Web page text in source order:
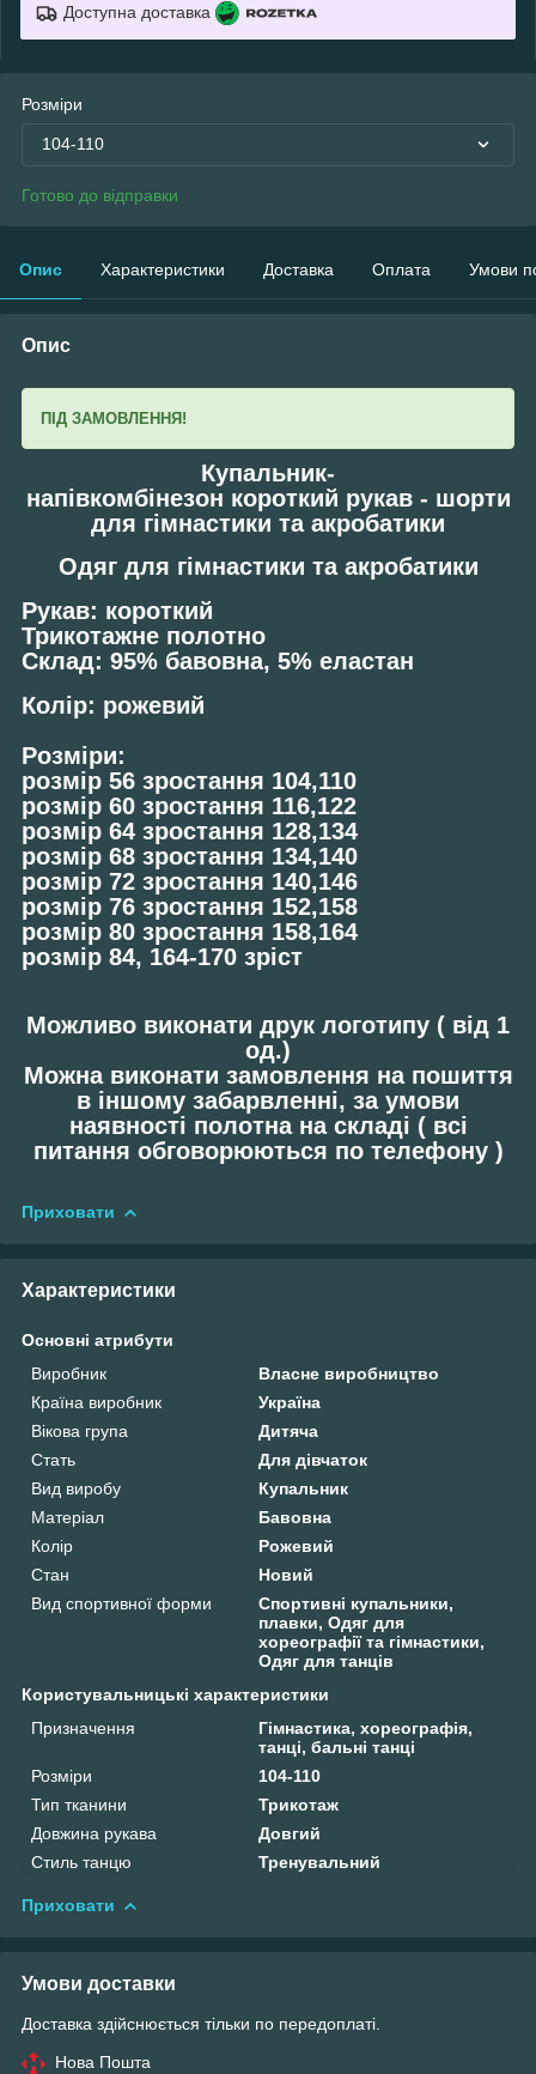
Доступна доставка
Розміри
104-110
Готово до відправки
Опис Характеристики Доставка Оплата Умови
Опис
ПІД ЗАМОВЛЕННЯ!
Купальник-
напівкомбінезон короткий рукав - шорти
для гімнастики та акробатики
Одяг для гімнастики та акробатики
Рукав: короткий
Трикотажне полотно
Склад: 95% бавовна, 5% еластан
Колір: рожевий
Розміри:
розмір 56 зростання 104,110
розмір 60 зростання 116,122
розмір 64 зростання 128,134
розмір 68 зростання 134,140
розмір 72 зростання 140,146
розмір 76 зростання 152,158
розмір 80 зростання 158,164
розмір 84, 164-170 зріст
Можливо виконати друк логотипу ( від 1
од.)
Можна виконати замовлення на пошиття
в іншому забарвленні, за умови
наявності полотна на складі ( всі
питання обговорюються по телефону )
Приховати
Характеристики
Основні атрибути
Виробник
Власне виробництво
Країна виробник
Україна
Вікова група
Дитяча
Стать
Для дівчаток
Вид виробу
Купальник
Матеріал
Бавовна
Колір
Рожевий
Стан
Новий
Вид спортивної форми
Спортивні купальники,
плавки, Одяг для
хореографії та гімнастики,
Одяг для танців
Користувальницькі характеристики
Призначення
Гімнастика, хореографія,
танці, бальні танці
Розміри
104-110
Тип тканини
Трикотаж
Довжина рукава
Довгий
Стиль танцю
Тренувальний
Приховати
Умови доставки
Доставка здійснюється тільки по передоплаті.
Нова Пошта